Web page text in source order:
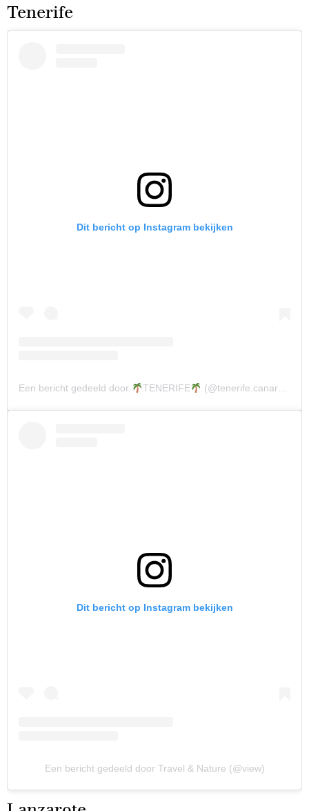
Tenerife
Dit bericht op Instagram bekijken
Een bericht gedeeld door TENERIFE (@tenerife.canary.islands)
Dit bericht op Instagram bekijken
Een bericht gedeeld door Travel & Nature (@view)